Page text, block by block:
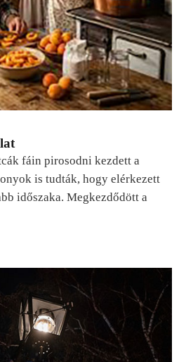
fáin pirosodni kezdett a
is tudták, hogy elérkezett
időszaka. Megkezdődött a